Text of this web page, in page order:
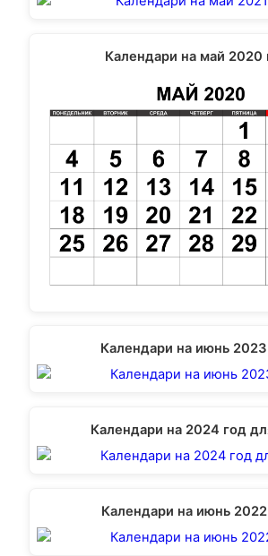
Календари на май 2020
Календари на июнь
Календари на 2024 год
Календари на июнь